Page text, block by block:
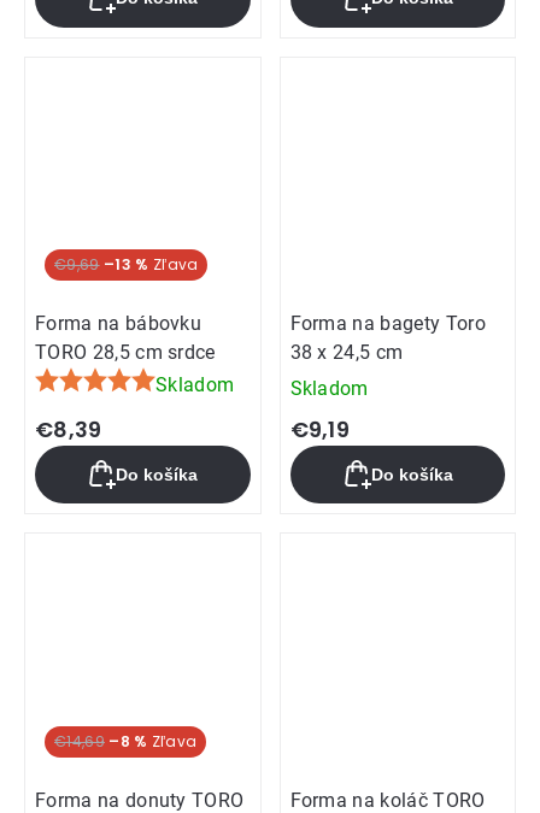
€9,69 –13 %
Forma na bábovku
TORO 28,5 cm srdce
Priemerné
hodnotenie
produktu
je
5,0
Skladom
€8,39
Do košíka
Forma na bagety Toro
38 x 24,5 cm
Skladom
€9,19
Do košíka
€14,69 –8 %
Forma na donuty TORO
Forma na koláč TORO